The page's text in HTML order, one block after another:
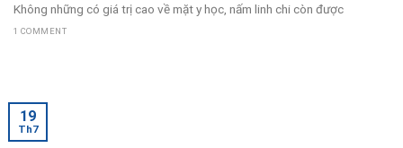
Không những có giá trị cao về mặt y học, nấm linh chi còn được
1 COMMENT
19
Th7